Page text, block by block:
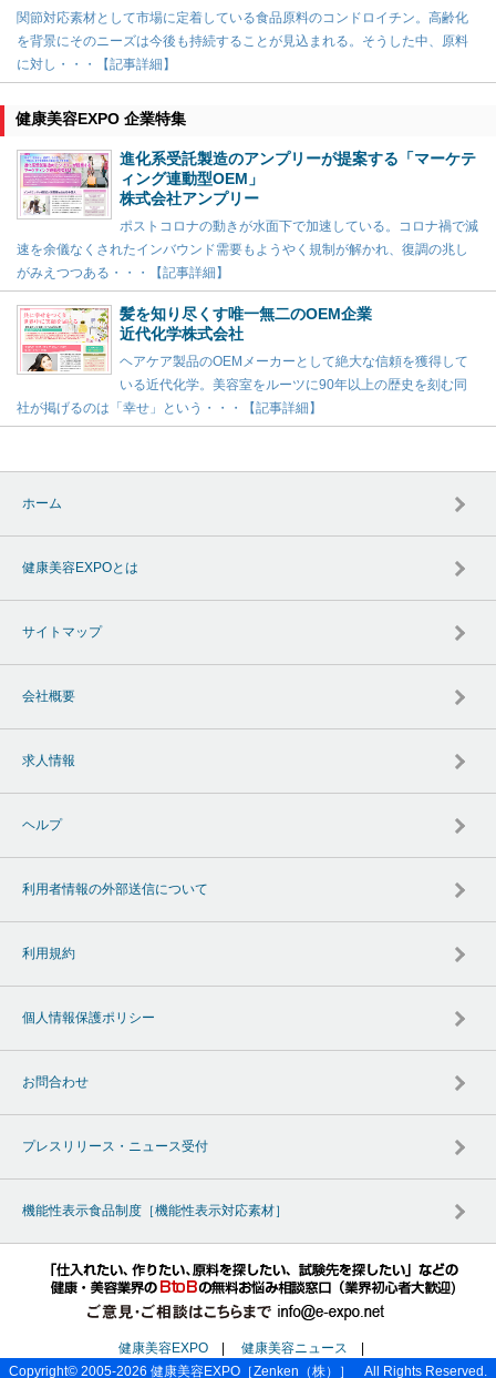
関節対応素材として市場に定着している食品原料のコンドロイチン。高齢化
を背景にそのニーズは今後も持続することが見込まれる。そうした中、原料
に対し・・・【記事詳細】
健康美容EXPO 企業特集
進化系受託製造のアンプリーが提案する「マーケテ
ィング連動型OEM」
株式会社アンプリー
ポストコロナの動きが水面下で加速している。コロナ禍で減
速を余儀なくされたインバウンド需要もようやく規制が解かれ、復調の兆し
がみえつつある・・・【記事詳細】
髪を知り尽くす唯一無二のOEM企業
近代化学株式会社
ヘアケア製品のOEMメーカーとして絶大な信頼を獲得して
いる近代化学。美容室をルーツに90年以上の歴史を刻む同
社が掲げるのは「幸せ」という・・・【記事詳細】
ホーム
健康美容EXPOとは
サイトマップ
会社概要
求人情報
ヘルプ
利用者情報の外部送信について
利用規約
個人情報保護ポリシー
お問合わせ
プレスリリース・ニュース受付
機能性表示食品制度［機能性表示対応素材］
健康美容EXPO | 健康美容ニュース
|
Copyright© 2005-2026 健康美容EXPO ［Zenken（株）］ All Rights Reserved.